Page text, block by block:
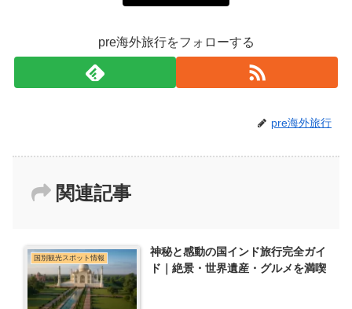
pre海外旅行をフォローする
pre海外旅行
関連記事
国別観光スポット情報
神秘と感動の国インド旅行完全ガイ
ド｜絶景・世界遺産・グルメを満喫